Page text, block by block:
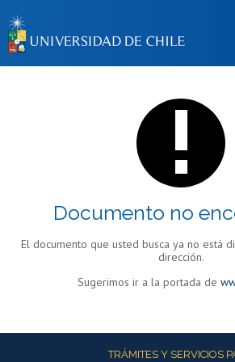
BIBLIOTECAS
Postulantes
Estudiantes
Académicas/os
Funcionarias/os
Egresadas/os
Documento no
El documento que usted busca ya no está
dirección.
Sugerimos ir a la portada de
Más informaciónTRÁMITES Y SERVICIOS